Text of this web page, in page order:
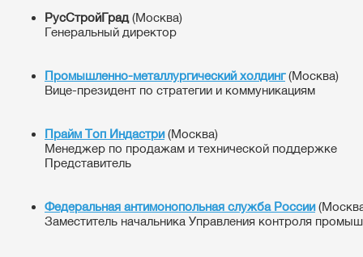
РусСтройГрад(Москва)
Генеральный директор
Промышленно-металлургический холдинг(Москва)
Вице-президент по стратегии и коммуникациям
Прайм Топ Индастри(Москва)
Менеджер по продажам и технической поддержке
Представитель
Федеральная антимонопольная служба России
Заместитель начальника Управления контроля